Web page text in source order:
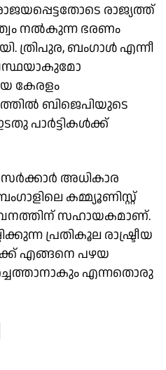
രാജ്യത്ത്
നൽകുന്ന ഭരണം
ത്രിപുര, ബംഗാൾ എന്നീ
കേരളം
ബിജെപിയുടെ
പാർട്ടികൾക്ക്
സർക്കാർ അധികാര
കമ്മ്യൂണിസ്റ്റ്
സഹായകമാണ്.
പ്രതികൂല രാഷ്ട്രീയ
എങ്ങനെ പഴയ
എന്നതൊരു